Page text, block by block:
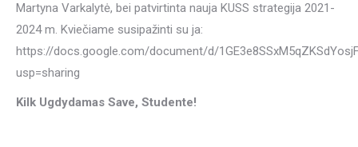
Martyna Varkalytė, bei patvirtinta nauja KUSS strategija 2021-
2024 m. Kviečiame susipažinti su ja:
https://docs.google.com/document/d/
usp=sharing
Kilk Ugdydamas Save, Studente!